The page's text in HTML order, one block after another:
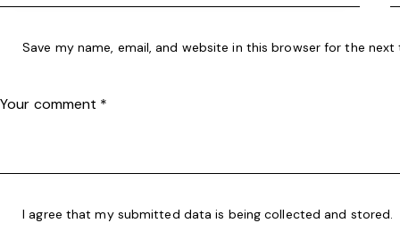
Save my name, email, and website in this browser for the
I agree that my submitted data is beingcollected and stored.